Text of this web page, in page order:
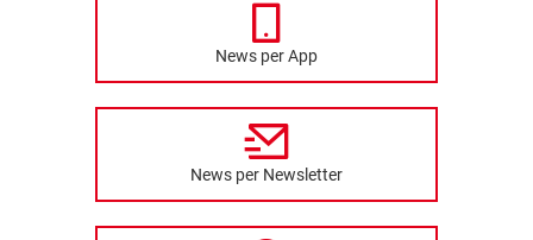
News per App
News per Newsletter